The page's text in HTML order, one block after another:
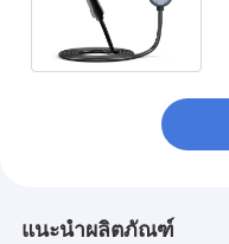
แนะนำผลิตภัณฑ์